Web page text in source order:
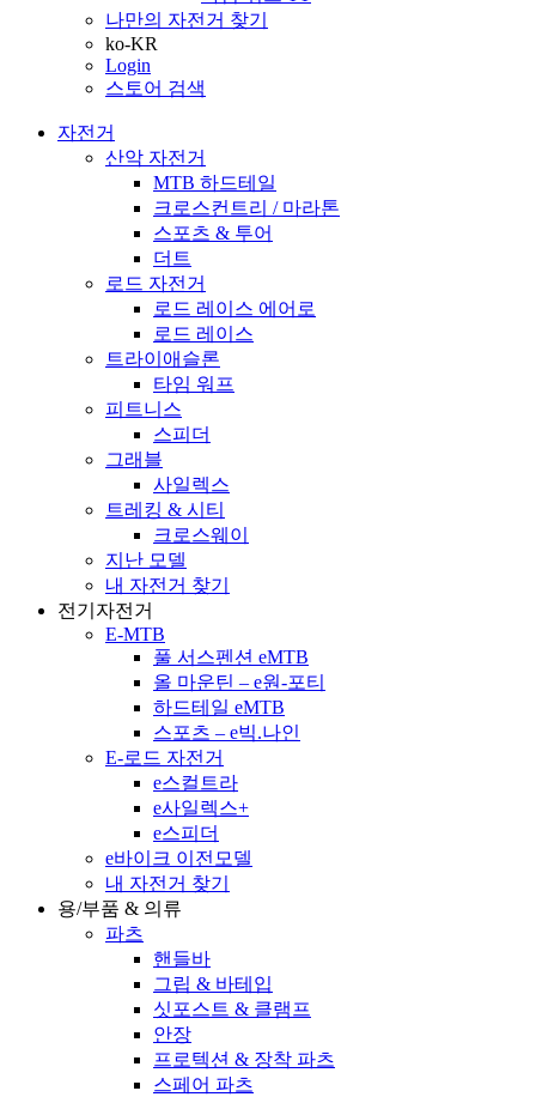
나만의 자전거 찾기
ko-KR
Login
스토어 검색
자전거
산악 자전거
MTB 하드테일
크로스컨트리 / 마라톤
스포츠 & 투어
더트
로드 자전거
로드 레이스 에어로
로드 레이스
트라이애슬론
타임 워프
피트니스
스피더
그래블
사일렉스
트레킹 & 시티
크로스웨이
지난 모델
내 자전거 찾기
전기자전거
E-MTB
풀 서스펜션 eMTB
올 마운틴 – e원-포티
하드테일 eMTB
스포츠 – e빅.나인
E-로드 자전거
e스컬트라
e사일렉스+
e스피더
e바이크 이전모델
내 자전거 찾기
용/부품 & 의류
파츠
핸들바
그립 & 바테입
싯포스트 & 클램프
안장
프로텍션 & 장착 파츠
스페어 파츠